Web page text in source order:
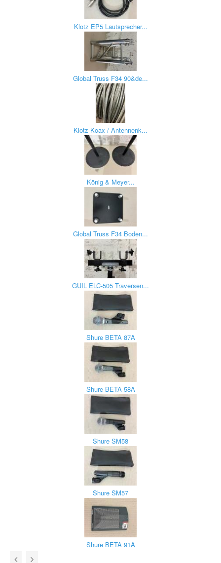
Klotz EP5 Lautsprecher...
Global Truss F34 90&de...
Klotz Koax-/ Antennenk...
König & Meyer...
Global Truss F34 Boden...
GUIL ELC-505 Traversen...
Shure BETA 87A
Shure BETA 58A
Shure SM58
Shure SM57
Shure BETA 91A